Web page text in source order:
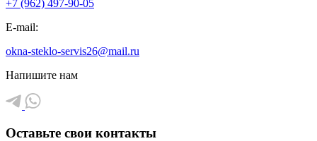
+7 (962) 497-90-05
E-mail:
okna-steklo-servis26@mail.ru
Напишите нам
Оставьте свои контакты